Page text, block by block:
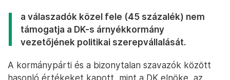
a válaszadók közel fele (45 százalék) nem
támogatja a DK-s árnyékkormány
vezetőjének politikai szerepvállalását.
A kormánypárti és a bizonytalan szavazók között
hasonló értékeket kapott, mint a DK elnöke, az